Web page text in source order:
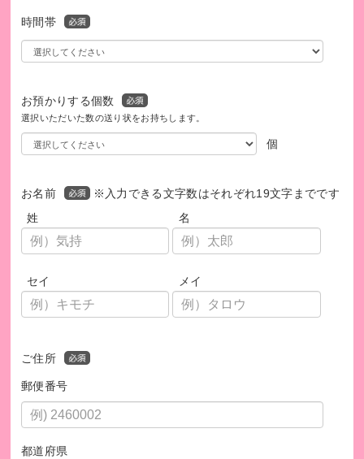
時間帯
お預かりする個数
選択いただいた数の送り状をお持ちします。
個
お名前
※入力できる文字数はそれぞれ19文字までです
姓
名
セイ メイ
ご住所
郵便番号
都道府県